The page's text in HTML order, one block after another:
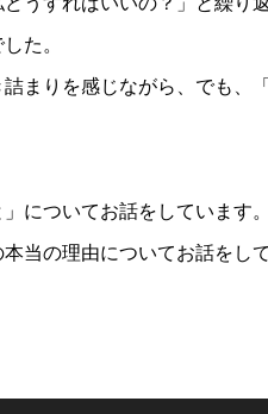
た。
まりを感じながら、でも、
についてお話をしています。
当の理由についてお話をして